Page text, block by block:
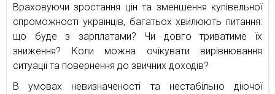
Враховуючи зростання цін та зменшення купівельної
спроможності українців, багатьох хвилюють питання:
що буде з зарплатами? Чи довго триватиме їх
зниження? Коли можна очікувати вирівнювання
ситуації та повернення до звичних доходів?
В умовах невизначеності та нестабільно діючої